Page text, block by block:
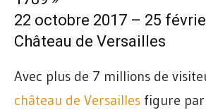
22 octobre 2017 – 25
Château de Versailles
Avec plus de 7 millions de
château de Versailles figure